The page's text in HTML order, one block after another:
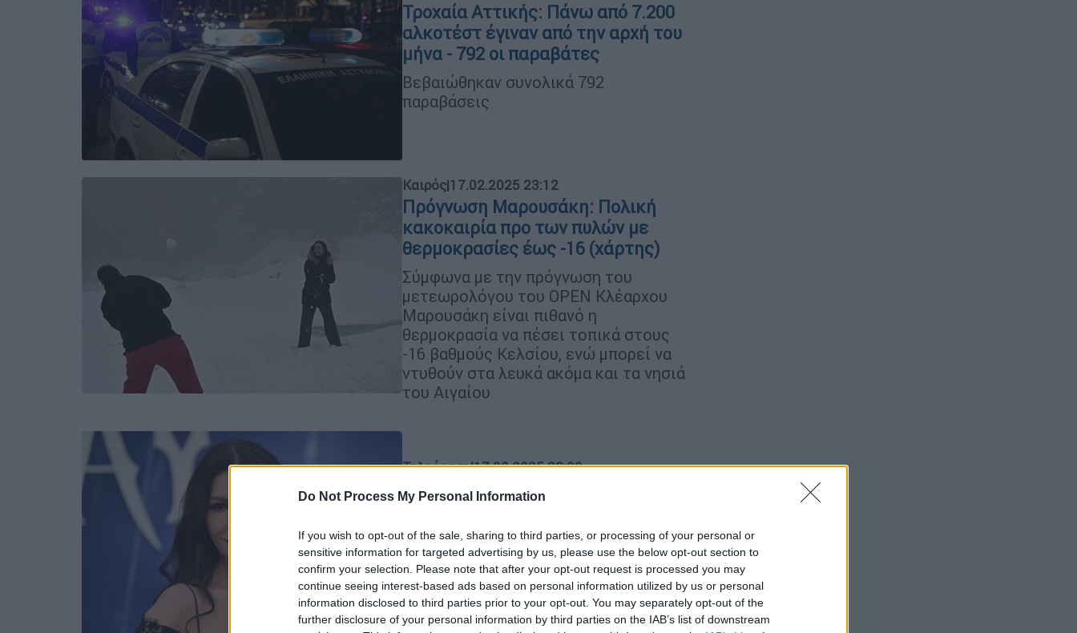
Do Not Process My Personal Information
If you wish to opt-out of the sale, sharing to third parties, or processing of your personal or
sensitive information for targeted advertising by us, please use the below opt-out section to
confirm your selection. Please note that after your opt-out request is processed you may
continue seeing interest-based ads based on personal information utilized by us or personal
information disclosed to third parties prior to your opt-out. You may separately opt-out of the
further disclosure of your personal information by third parties on the IAB’s list of downstream
Τροχαία Αττικής: Πάνω από 7.200
αλκοτέστ έγιναν από την αρχή του
μήνα - 792 οι παραβάτες
Βεβαιώθηκαν συνολικά 792
παραβάσεις
Καιρός|17.02.2025 23:12
Πρόγνωση Μαρουσάκη: Πολική
κακοκαιρία προ των πυλών με
θερμοκρασίες έως -16 (χάρτης)
Σύμφωνα με την πρόγνωση του
μετεωρολόγου του OPEN Κλέαρχου
Μαρουσάκη είναι πιθανό η
θερμοκρασία να πέσει τοπικά στους
-16 βαθμούς Κελσίου, ενώ μπορεί να
ντυθούν στα λευκά ακόμα και τα νησιά
του Αιγαίου
Τηλεόραση|17.02.2025 23:00
Η Κάθριν Ζέτα-Τζόουνς
επιστρέφει στη μικρή οθόνη με
νέα ανατρεπτική σειρά
Η πολυβραβευμένη ηθοποιός δήλωσε
ενθουσιασμένη για τη συμμετοχή της
στη σειρά